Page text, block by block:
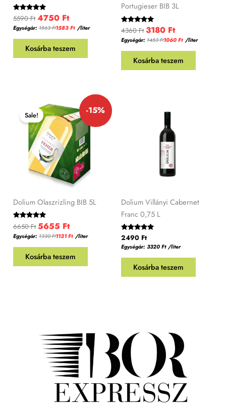
Értékelés:
5.00
/ 5
5590Ft 4750 Ft
Egységár: 1863Ft1583 Ft /liter
Kosárba teszem
Portugieser BIB 3L
Értékelés:
5.00
/ 5
4360Ft 3180 Ft
Egységár: 1453Ft1060 Ft /liter
Kosárba teszem
-15%
Sale!
Dolium Olaszrizling BIB 5L
Értékelés:
5.00
/ 5
6650Ft
Original
price
was:
6650 Ft.
5655 Ft
Current
price
is:
5655 Ft.
Egységár: 1330Ft1131Ft /liter
Kosárba teszem
Dolium Villányi Cabernet
Franc 0,75 L
Értékelés:
5.00
/ 5
2490 Ft
Egységár: 3320 Ft /liter
Kosárba teszem